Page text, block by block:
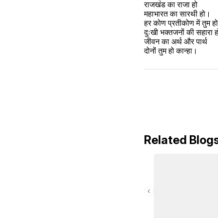
राजखंड का राजा हो
महाभारत का सारथी हो।
हर कोण प्रतीकोण में तुम हो
दुःखी भक्तजनों की सहारा
जीवन का अर्थ और पार्थ
दोनों तुम हो कान्हा।
Related